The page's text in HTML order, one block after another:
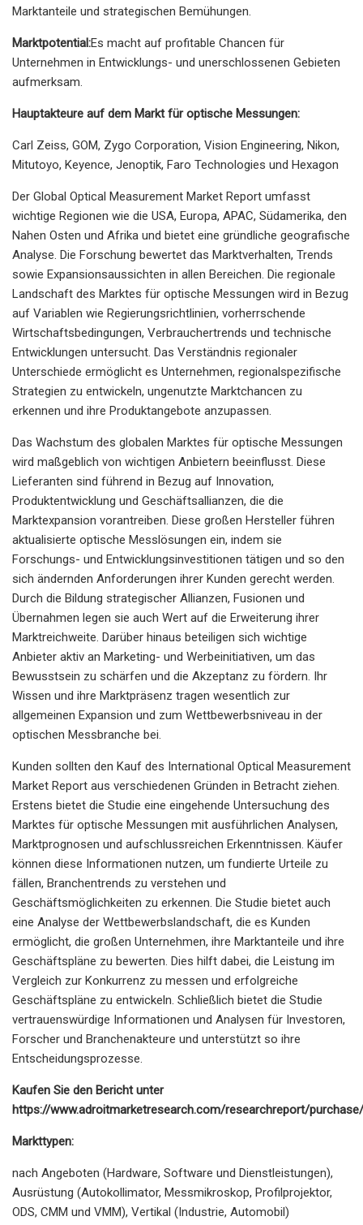
Marktanteile und strategischen Bemühungen.
Marktpotential:Es macht auf profitable Chancen für
Unternehmen in Entwicklungs- und unerschlossenen Gebieten
aufmerksam.
Hauptakteure auf dem Markt für optische Messungen:
Carl Zeiss, GOM, Zygo Corporation, Vision Engineering, Nikon,
Mitutoyo, Keyence, Jenoptik, Faro Technologies und Hexagon
Der Global Optical Measurement Market Report umfasst
wichtige Regionen wie die USA, Europa, APAC, Südamerika, den
Nahen Osten und Afrika und bietet eine gründliche geografische
Analyse. Die Forschung bewertet das Marktverhalten, Trends
sowie Expansionsaussichten in allen Bereichen. Die regionale
Landschaft des Marktes für optische Messungen wird in Bezug
auf Variablen wie Regierungsrichtlinien, vorherrschende
Wirtschaftsbedingungen, Verbrauchertrends und technische
Entwicklungen untersucht. Das Verständnis regionaler
Unterschiede ermöglicht es Unternehmen, regionalspezifische
Strategien zu entwickeln, ungenutzte Marktchancen zu
erkennen und ihre Produktangebote anzupassen.
Das Wachstum des globalen Marktes für optische Messungen
wird maßgeblich von wichtigen Anbietern beeinflusst. Diese
Lieferanten sind führend in Bezug auf Innovation,
Produktentwicklung und Geschäftsallianzen, die die
Marktexpansion vorantreiben. Diese großen Hersteller führen
aktualisierte optische Messlösungen ein, indem sie
Forschungs- und Entwicklungsinvestitionen tätigen und so den
sich ändernden Anforderungen ihrer Kunden gerecht werden.
Durch die Bildung strategischer Allianzen, Fusionen und
Übernahmen legen sie auch Wert auf die Erweiterung ihrer
Marktreichweite. Darüber hinaus beteiligen sich wichtige
Anbieter aktiv an Marketing- und Werbeinitiativen, um das
Bewusstsein zu schärfen und die Akzeptanz zu fördern. Ihr
Wissen und ihre Marktpräsenz tragen wesentlich zur
allgemeinen Expansion und zum Wettbewerbsniveau in der
optischen Messbranche bei.
Kunden sollten den Kauf des International Optical Measurement
Market Report aus verschiedenen Gründen in Betracht ziehen.
Erstens bietet die Studie eine eingehende Untersuchung des
Marktes für optische Messungen mit ausführlichen Analysen,
Marktprognosen und aufschlussreichen Erkenntnissen. Käufer
können diese Informationen nutzen, um fundierte Urteile zu
fällen, Branchentrends zu verstehen und
Geschäftsmöglichkeiten zu erkennen. Die Studie bietet auch
eine Analyse der Wettbewerbslandschaft, die es Kunden
ermöglicht, die großen Unternehmen, ihre Marktanteile und ihre
Geschäftspläne zu bewerten. Dies hilft dabei, die Leistung im
Vergleich zur Konkurrenz zu messen und erfolgreiche
Geschäftspläne zu entwickeln. Schließlich bietet die Studie
vertrauenswürdige Informationen und Analysen für Investoren,
Forscher und Branchenakteure und unterstützt so ihre
Entscheidungsprozesse.
Kaufen Sie den Bericht unter
https://www.adroitmarketresearch.com/researchreport/
Markttypen:
nach Angeboten (Hardware, Software und Dienstleistungen),
Ausrüstung (Autokollimator, Messmikroskop, Profilprojektor,
ODS, CMM und VMM), Vertikal (Industrie, Automobil)